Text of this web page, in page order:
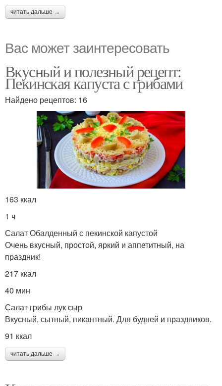
читать дальше →
Вас может заинтересовать
Вкусный и полезный рецепт:
Пекинская капуста с грибами
Найдено рецептов: 16
163 ккал
1 ч
Салат Обалденный с пекинской капустой
Очень вкусный, простой, яркий и аппетитный, на
праздник!
217 ккал
40 мин
Салат грибы лук сыр
Вкусный, сытный, пикантный. Для будней и праздников.
91 ккал
читать дальше →